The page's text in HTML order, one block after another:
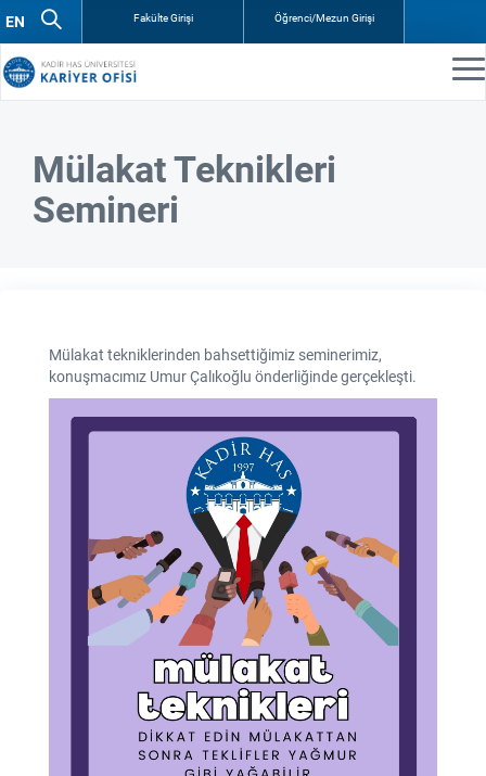
Fakülte Girişi Öğrenci/Mezun Girişi
Mülakat Teknikleri
Semineri
Mülakat tekniklerinden bahsettiğimiz seminerimiz,
konuşmacımız Umur Çalıkoğlu önderliğinde gerçekleşti.